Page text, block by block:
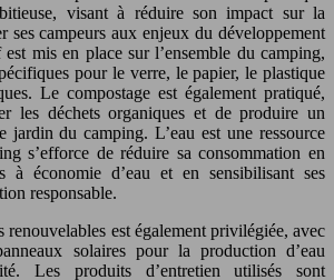
visant à réduire son impact sur la
ses campeurs aux enjeux du développement
mis en place sur l’ensemble du camping,
pour le verre, le papier, le plastique
Le compostage est également pratiqué,
les déchets organiques et de produire un
jardin du camping. L’eau est une ressource
s’efforce de réduire sa consommation en
à économie d’eau et en sensibilisant ses
responsable.
renouvelables est également privilégiée, avec
solaires pour la production d’eau
Les produits d’entretien utilisés sont